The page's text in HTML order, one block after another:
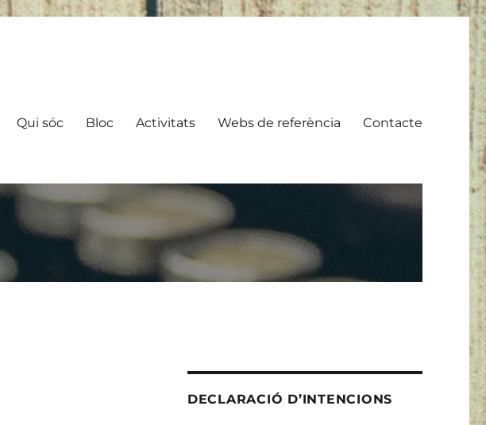
Qui sóc Bloc Activitats Webs de referència Contacte
DECLARACIÓ D’INTENCIONS